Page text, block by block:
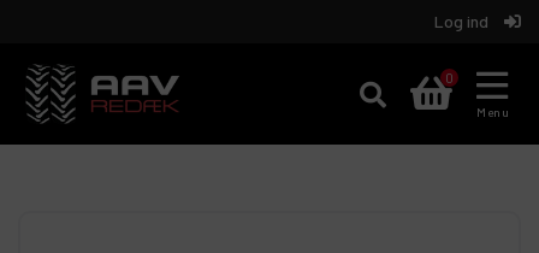
Log ind
0
Menu